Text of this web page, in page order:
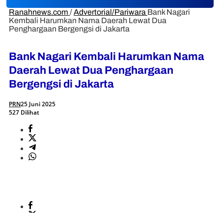
Ranahnews.com /Advertorial/Pariwara Bank Nagari
Kembali Harumkan Nama Daerah Lewat Dua
Penghargaan Bergengsi di Jakarta
Bank Nagari Kembali Harumkan Nama
Daerah Lewat Dua Penghargaan
Bergengsi di Jakarta
PRN25 Juni 2025
527 Dilihat